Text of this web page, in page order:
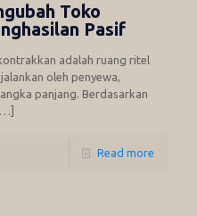
Toko
Pasif
adalah ruang ritel
oleh penyewa,
panjang. Berdasarkan
[…]
Read more